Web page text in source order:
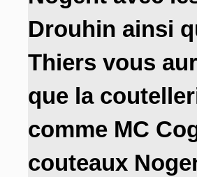
Drouhin ainsi
Thiers vous
que la
comme MC
couteaux